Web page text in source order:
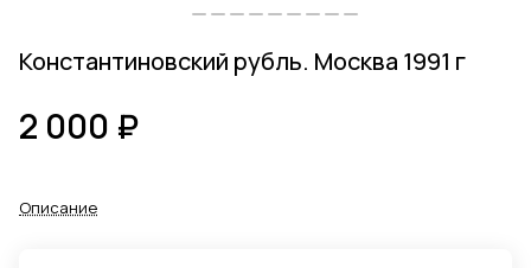
Константиновский рубль. Москва 1991 г
2 000 ₽
Описание